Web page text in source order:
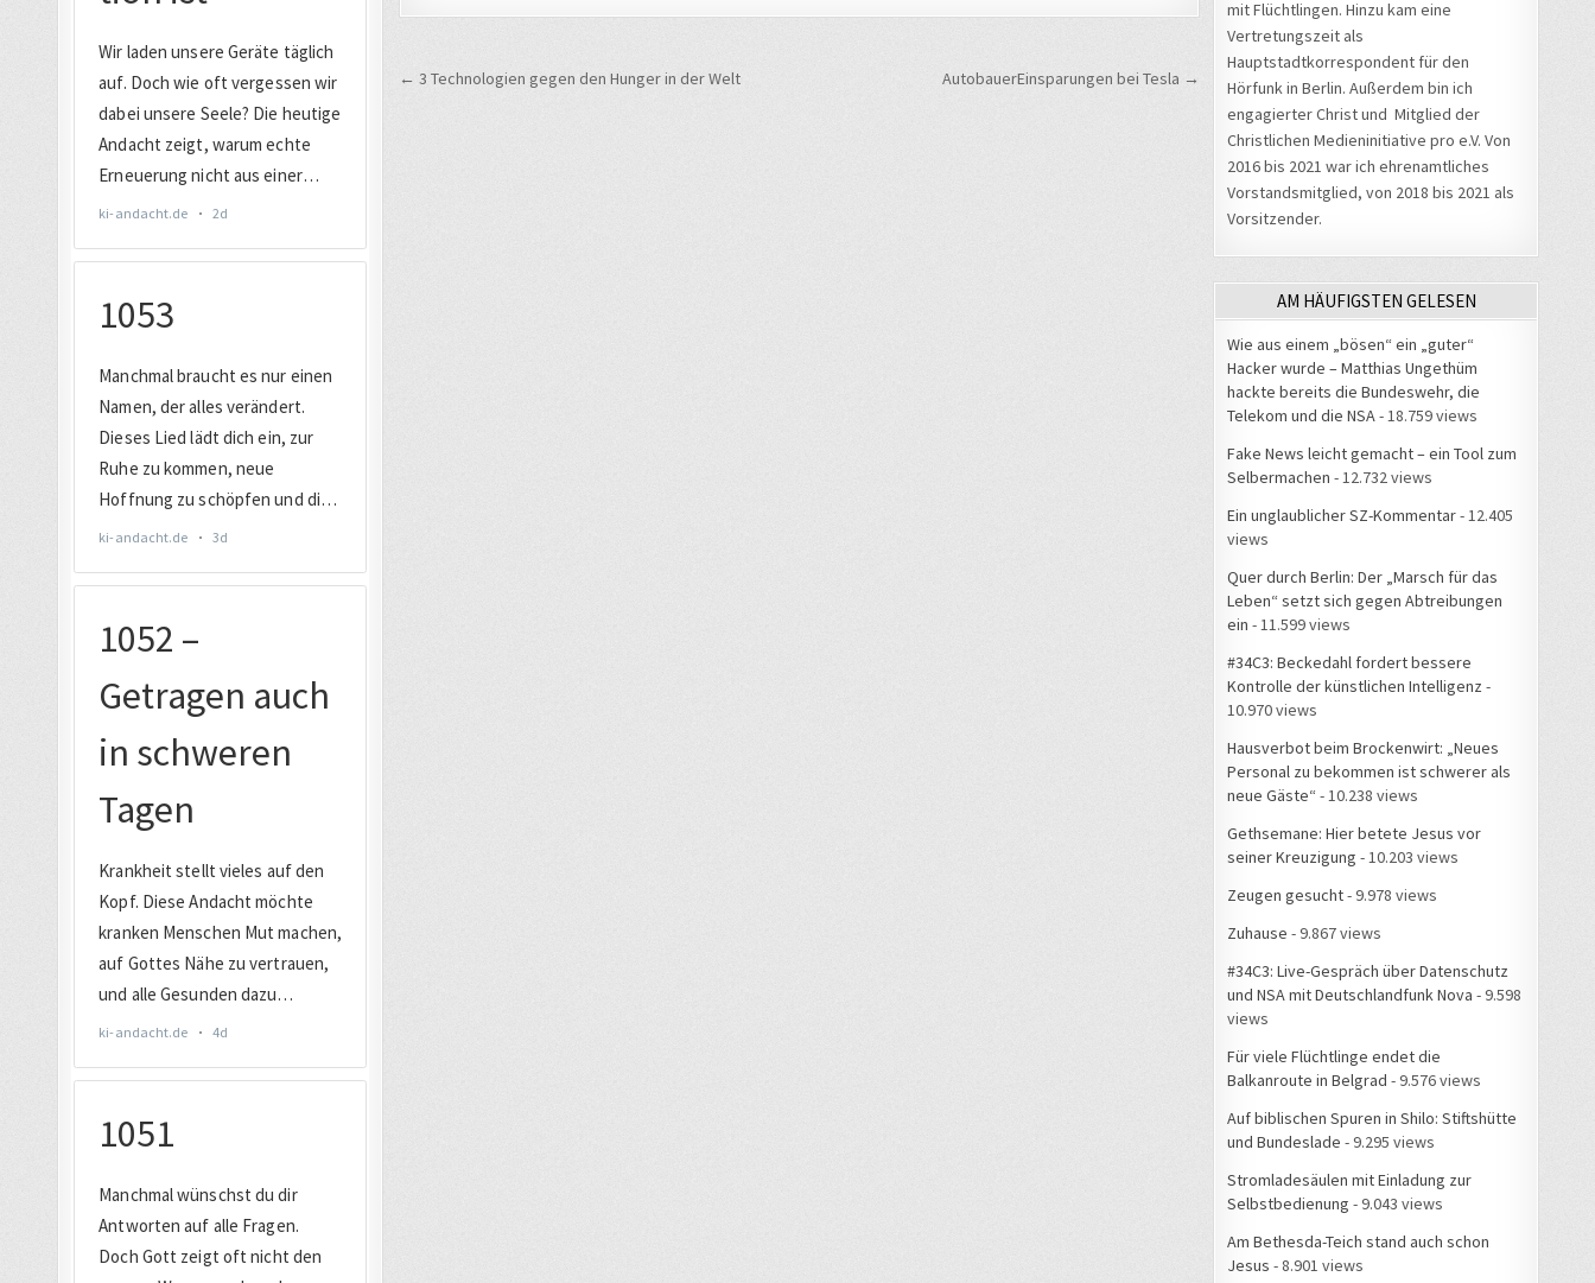
Beitragsnavigation AutobauerEinsparungen bei Tesla →
← 3 Technologien gegen den Hunger in der Welt
mit Flüchtlingen. Hinzu kam eine
Vertretungszeit als
Hauptstadtkorrespondent für den
Hörfunk in Berlin. Außerdem bin ich
engagierter Christ und Mitglied der
Christlichen Medieninitiative pro e.V. Von
2016 bis 2021 war ich ehrenamtliches
Vorstandsmitglied, von 2018 bis 2021 als
Vorsitzender.
AM HÄUFIGSTEN GELESEN
Wie aus einem „bösen“ ein „guter“
Hacker wurde – Matthias Ungethüm
hackte bereits die Bundeswehr, die
Telekom und die NSA - 18.759 views
Fake News leicht gemacht – ein Tool zum
Selbermachen - 12.732 views
Ein unglaublicher SZ-Kommentar- 12.405
views
Quer durch Berlin: Der „Marsch für das
Leben“ setzt sich gegen Abtreibungen
ein - 11.599 views
#34C3: Beckedahl fordert bessere
Kontrolle der künstlichen Intelligenz -
10.970 views
Hausverbot beim Brockenwirt: „Neues
Personal zu bekommen ist schwerer als
neue Gäste“ - 10.238 views
Gethsemane: Hier betete Jesus vor
seiner Kreuzigung - 10.203 views
Zeugen gesucht- 9.978 views
Zuhause - 9.867 views
#34C3: Live-Gespräch über Datenschutz
und NSA mit Deutschlandfunk Nova - 9.598
views
Für viele Flüchtlinge endet die
Balkanroute in Belgrad - 9.576 views
Auf biblischen Spuren in Shilo: Stiftshütte
und Bundeslade - 9.295 views
Stromladesäulen mit Einladung zur
Selbstbedienung - 9.043 views
Am Bethesda-Teich stand auch schon
Jesus - 8.901 views